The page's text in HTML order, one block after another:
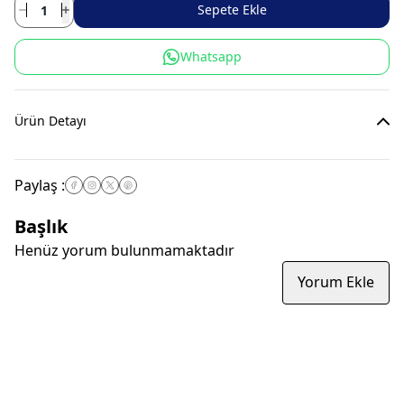
Sepete Ekle
Whatsapp
Ürün Detayı
Paylaş :
Başlık
Henüz yorum bulunmamaktadır
Yorum Ekle